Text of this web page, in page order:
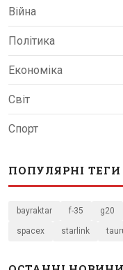
Війна
Політика
Економіка
Світ
Спорт
ПОПУЛЯРНІ ТЕГИ
bayraktar f-35 g20
spacex starlink